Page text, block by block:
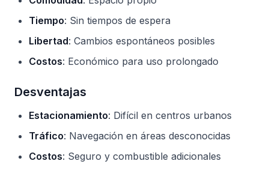
Tiempo: Sin tiempos de espera
Libertad: Cambios espontáneos posibles
Costos: Económico para uso prolongado
Desventajas
Estacionamiento: Difícil en centros urbanos
Tráfico: Navegación en áreas desconocidas
Costos: Seguro y combustible adicionales